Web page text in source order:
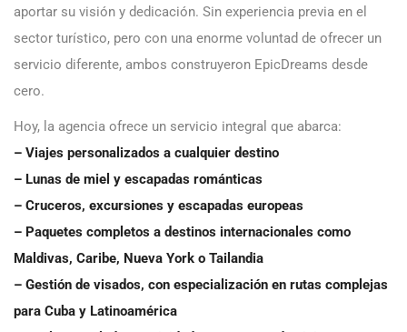
aportar su visión y dedicación. Sin experiencia previa en el
sector turístico, pero con una enorme voluntad de ofrecer un
servicio diferente, ambos construyeron EpicDreams desde
cero.
Hoy, la agencia ofrece un servicio integral que abarca:
– Viajes personalizados a cualquier destino
– Lunas de miel y escapadas románticas
– Cruceros, excursiones y escapadas europeas
– Paquetes completos a destinos internacionales como
Maldivas, Caribe, Nueva York o Tailandia
– Gestión de visados, con especialización en rutas complejas
para Cuba y Latinoamérica